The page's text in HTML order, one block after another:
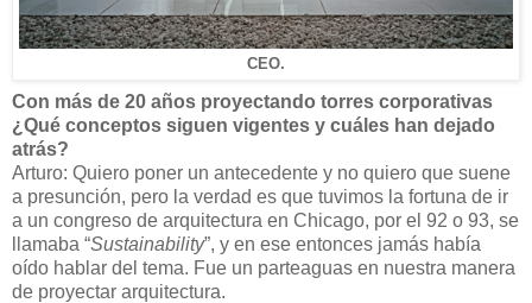
CEO.
Con más de 20 años proyectando torres corporativas
¿Qué conceptos siguen vigentes y cuáles han dejado
atrás?
Arturo: Quiero poner un antecedente y no quiero que suene
a presunción, pero la verdad es que tuvimos la fortuna de ir
a un congreso de arquitectura en Chicago, por el 92 o 93, se
llamaba “Sustainability”, y en ese entonces jamás había
oído hablar del tema. Fue un parteaguas en nuestra manera
de proyectar arquitectura.